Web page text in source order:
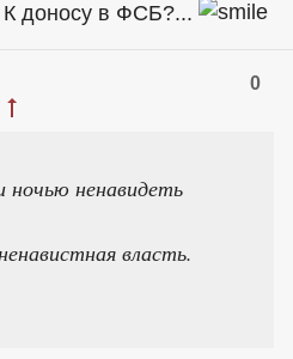
К доносу в ФСБ?...
0
ненавидеть
власть.